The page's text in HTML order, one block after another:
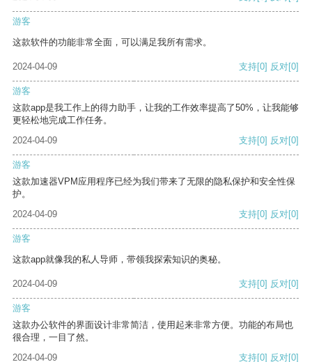
游客
这款软件的功能非常全面，可以满足我所有需求。
2024-04-09 支持[0] 反对[0]
游客
这款app是我工作上的得力助手，让我的工作效率提高了50%，让我能够
更轻松地完成工作任务。
2024-04-09
支持[0] 反对[0]
游客
这款加速器VPM应用程序已经为我们带来了无限的隐私保护和安全性保
护。
2024-04-09
支持[0] 反对[0]
游客
这款app就像我的私人导师，带领我探索知识的奥秘。
2024-04-09 支持[0] 反对[0]
游客
这款办公软件的界面设计非常简洁，使用起来非常方便。功能的布局也
很合理，一目了然。
2024-04-09
支持[0] 反对[0]